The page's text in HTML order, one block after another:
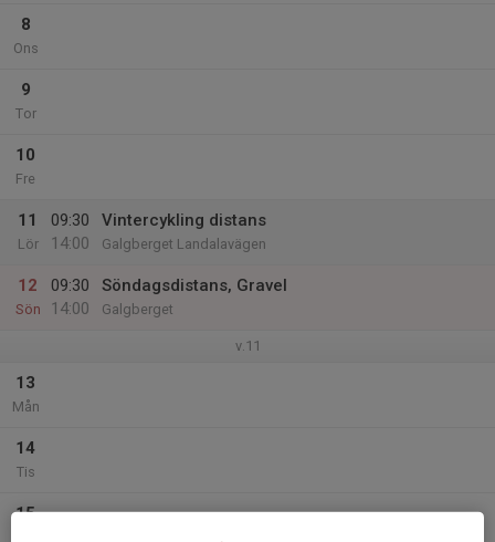
8
Ons
9
Tor
10
Fre
11
Lör
09:30
14:00
Vintercykling distans
Galgberget Landalavägen
12
Sön
09:30
14:00
Söndagsdistans, Gravel
Galgberget
v.11
13
Mån
14
Tis
15